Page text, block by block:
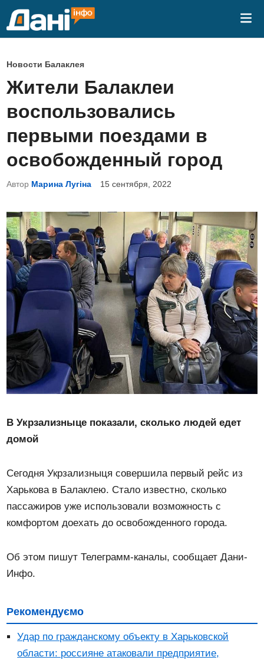
О
п
у
б
л
и
к
о
а
н
о
в
Новости Балаклея
Жители Балаклеи
воспользовались
первыми поездами в
освобожденный город
Автор Марина Лугіна 15 сентября, 2022
В Укрзализныце показали, сколько людей едет
домой
Сегодня Укрзализныця совершила первый рейс из
Харькова в Балаклею. Стало известно, сколько
пассажиров уже использовали возможность с
комфортом доехать до освобожденного города.
Об этом пишут Телеграмм-каналы, сообщает Дани-
Инфо.
Рекомендуємо
Удар по гражданскому объекту в Харьковской
области: россияне атаковали предприятие,